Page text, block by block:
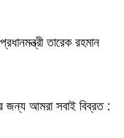
তারেক রহমান
জন্য আমরা সবাই বিব্রত :